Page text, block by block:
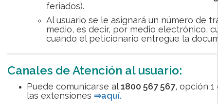
feriados).
Al usuario se le asignará un número de
medio, es decir, por medio electrónico,
cuando el peticionario entregue la
Canales de Atención al usuario:
Puede comunicarse al1800 567 567, opción 1
las extensiones ⇒aquí.